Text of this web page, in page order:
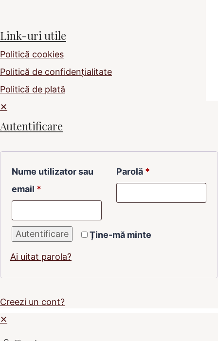
Link-uri utile
Politică cookies
Politică de confidențialitate
Politică de plată
✕
Autentificare
Nume utilizator sau
email *
Parolă *
Ține-mă minte
Autentificare
Ai uitat parola?
Creezi un cont?
✕